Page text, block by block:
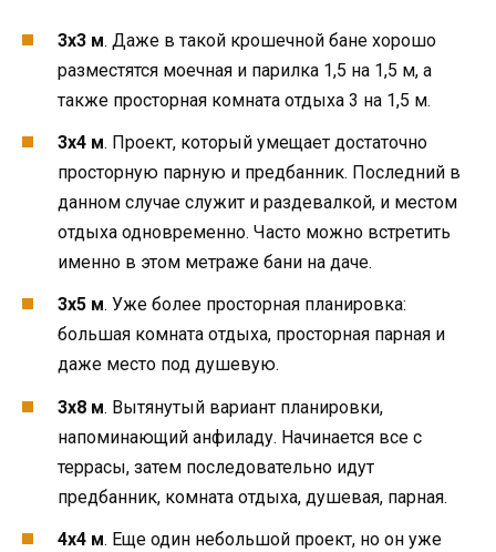
3х3 м. Даже в такой крошечной бане хорошо
разместятся моечная и парилка 1,5 на 1,5 м, а
также просторная комната отдыха 3 на 1,5 м.
3х4 м. Проект, который умещает достаточно
просторную парную и предбанник. Последний в
данном случае служит и раздевалкой, и местом
отдыха одновременно. Часто можно встретить
именно в этом метраже бани на даче.
3х5 м. Уже более просторная планировка:
большая комната отдыха, просторная парная и
даже место под душевую.
3х8 м. Вытянутый вариант планировки,
напоминающий анфиладу. Начинается все с
террасы, затем последовательно идут
предбанник, комната отдыха, душевая, парная.
4х4 м. Еще один небольшой проект, но он уже